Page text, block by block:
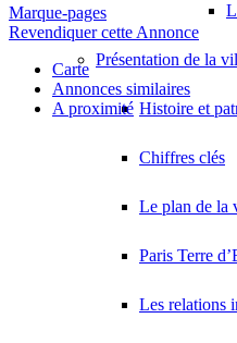
Présentation de la
Histoire et
Chiffres clés
Le plan de la
Paris Terre
Les relations
Marque-pages
Revendiquer cette Annonce
Carte
Annonces similaires
A proximité